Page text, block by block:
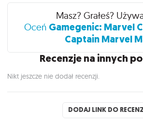
Recenzje
Masz? Grałeś?
Oceń Gamegenic: Marvel
Captain Marvel
Recenzje na innych
Nikt jeszcze nie dodał recenzji.
DODAJ LINK DO